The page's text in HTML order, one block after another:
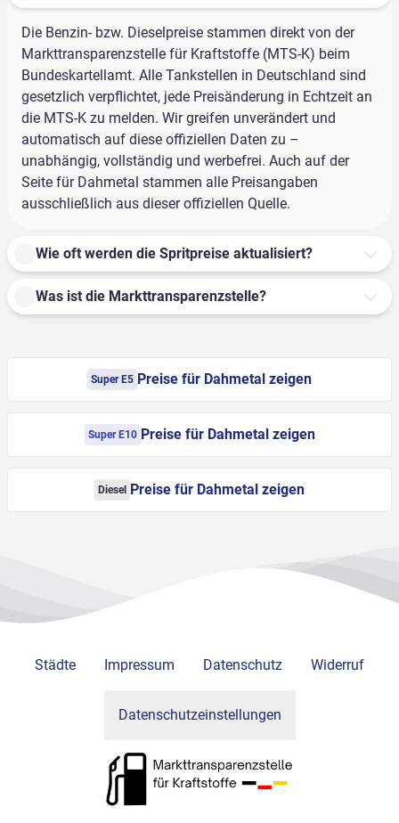
Die Benzin- bzw. Dieselpreise stammen direkt von der
Markttransparenzstelle für Kraftstoffe (MTS-K) beim
Bundeskartellamt. Alle Tankstellen in Deutschland sind
gesetzlich verpflichtet, jede Preisänderung in Echtzeit an
die MTS-K zu melden. Wir greifen unverändert und
automatisch auf diese offiziellen Daten zu –
unabhängig, vollständig und werbefrei. Auch auf der
Seite für Dahmetal stammen alle Preisangaben
ausschließlich aus dieser offiziellen Quelle.
Wie oft werden die Spritpreise aktualisiert?
Was ist die Markttransparenzstelle?
Super E5 Preise für Dahmetal zeigen
Super E10 Preise für Dahmetal zeigen
Diesel Preise für Dahmetal zeigen
Städte Impressum Datenschutz Widerruf
Datenschutzeinstellungen